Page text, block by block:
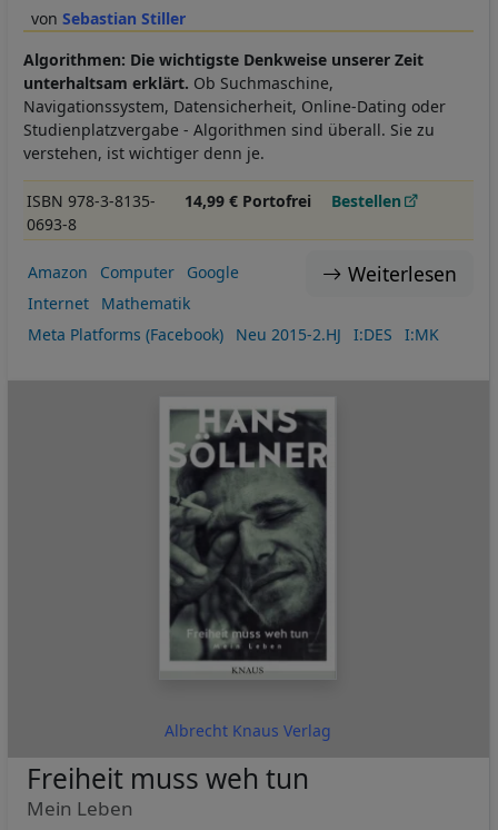
Sebastian Stiller
Algorithmen: Die wichtigste Denkweise unserer Zeit
unterhaltsam erklärt. Ob Suchmaschine,
Navigationssystem, Datensicherheit, Online-Dating oder
Studienplatzvergabe - Algorithmen sind überall. Sie zu
verstehen, ist wichtiger denn je.
ISBN 978-3-8135-
0693-8
14,99 € Portofrei Bestellen
Weiterlesen
Amazon Computer
Google
Internet
Mathematik
Meta Platforms (Facebook)
Neu 2015-2.HJ I:DES I:MK
Albrecht Knaus Verlag
Freiheit muss weh tun
Mein Leben